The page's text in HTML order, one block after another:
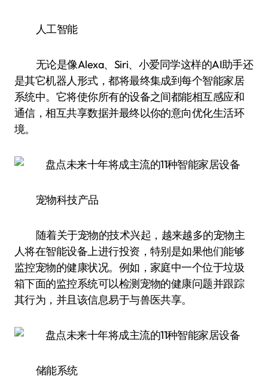
人工智能
无论是像Alexa、Siri、小爱同学这样的AI助手还
是其它机器人形式，都将最终集成到每个智能家居
系统中。它将使你所有的设备之间都能相互感应和
通信，相互共享数据并最终以你的意向优化生活环
境。
宠物科技产品
随着关于宠物的技术兴起，越来越多的宠物主
人将在智能设备上进行投资，特别是如果他们能够
监控宠物的健康状况。例如，家庭中一个位于垃圾
箱下面的监控系统可以检测宠物的健康问题并跟踪
其行为，并且该信息易于与兽医共享。
储能系统